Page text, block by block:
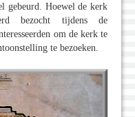
gebeurd. Hoewel de kerk
bezocht tijdens de
om de kerk te
te bezoeken.